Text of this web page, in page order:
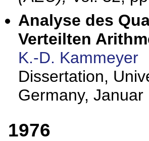
Analyse des
Verteilten
K.-D. Kammeyer
Dissertation,
Germany, Januar
1976